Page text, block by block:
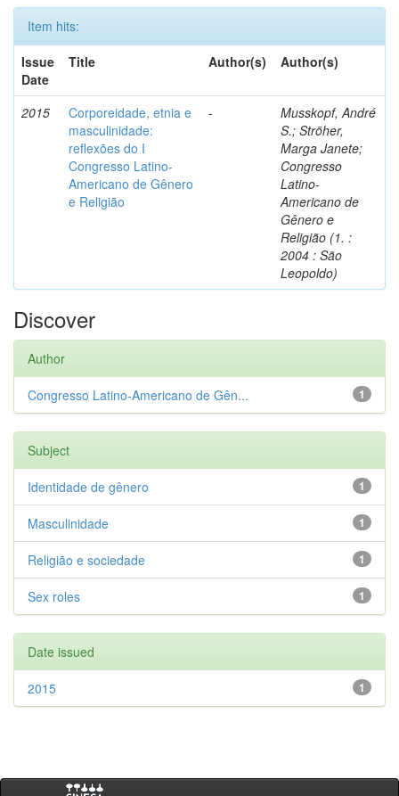
Item hits:
Issue
Date
Title Author(s) Author(s)
2015
Corporeidade, etnia e
masculinidade:
reflexões do I
Congresso Latino-
Americano de Gênero
e Religião
-
Musskopf, André
S.; Ströher,
Marga Janete;
Congresso
Latino-
Americano de
Gênero e
Religião (1. :
2004 : São
Leopoldo)
Discover
Author
1
Congresso Latino-Americano de Gên...
Subject
1
Identidade de gênero
1
Masculinidade
1
Religião e sociedade
1
Sex roles
Date issued
1
2015